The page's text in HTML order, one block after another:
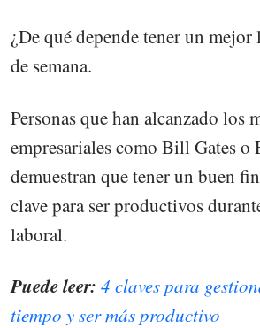
¿De qué depende tener un
de semana.
Personas que han alcanzado los
empresariales como Bill Gates
demuestran que tener un buen
clave para ser productivos
laboral.
Puede leer: 4 claves para
tiempo y ser más productivo